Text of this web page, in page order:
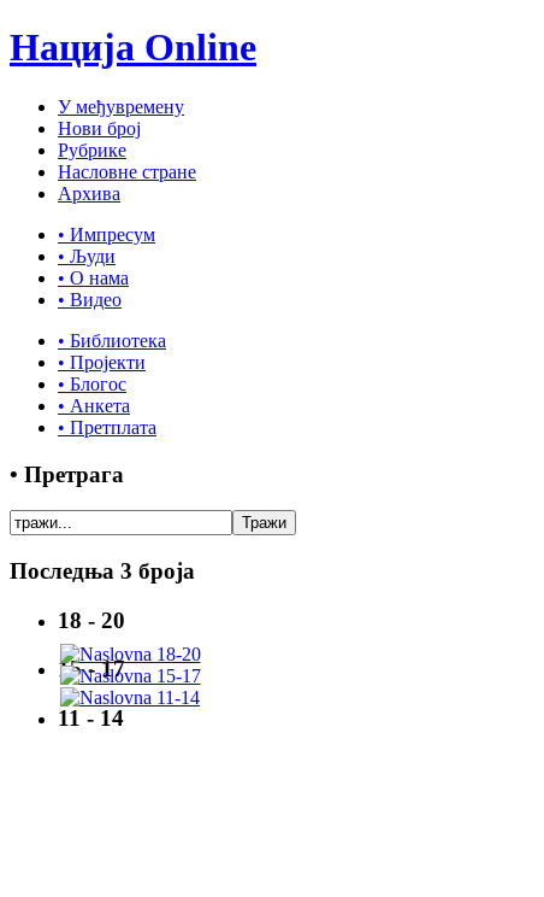
Нација Online
У међувремену
Нови број
Рубрике
Насловне стране
Архива
• Импресум
• Људи
• О нама
• Видео
• Библиотека
• Пројекти
• Блогос
• Анкета
• Претплата
• Претрага
Последња 3 броја
18 - 20
15 - 17
11 - 14